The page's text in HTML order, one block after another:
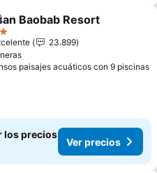
a favoritos
Baobab Resort
23.899
paisajes acuáticos con 9 piscinas
los precios
Ver precios